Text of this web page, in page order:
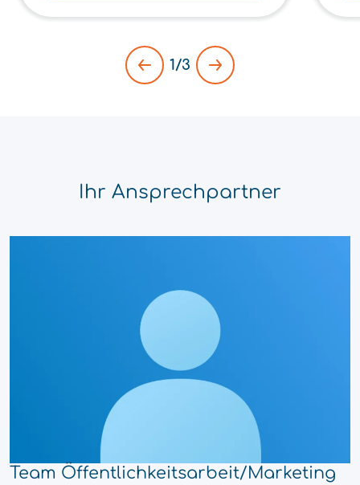
1/3
Ihr Ansprechpartner
Team Öffentlichkeitsarbeit/Marketing